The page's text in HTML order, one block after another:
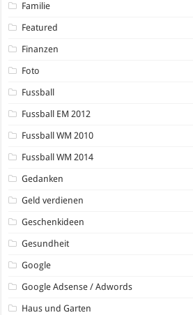
Familie
Featured
Finanzen
Foto
Fussball
Fussball EM 2012
Fussball WM 2010
Fussball WM 2014
Gedanken
Geld verdienen
Geschenkideen
Gesundheit
Google
Google Adsense / Adwords
Haus und Garten